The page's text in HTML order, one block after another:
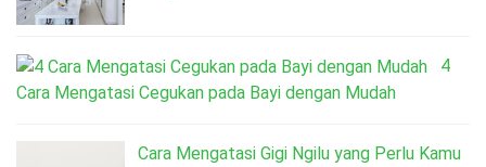
4
Cara Mengatasi Cegukan pada Bayi dengan Mudah
Cara Mengatasi Gigi Ngilu yang Perlu Kamu